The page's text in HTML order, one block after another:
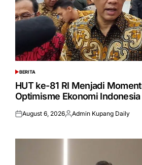
POSTED
IN
BERITA
HUT ke-81 RI Menjadi
Optimisme Ekonomi Indonesia
Posted
August 6, 2026Posted
Admin Kupang Daily